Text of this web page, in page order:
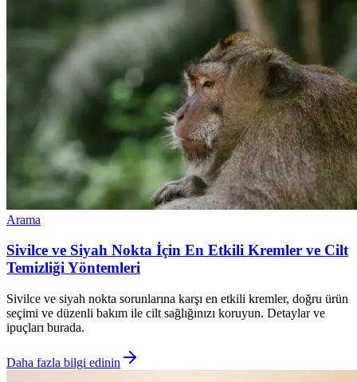
Arama
Sivilce ve Siyah Nokta İçin En Etkili Kremler ve Cilt
Temizliği Yöntemleri
Sivilce ve siyah nokta sorunlarına karşı en etkili kremler, doğru ürün
seçimi ve düzenli bakım ile cilt sağlığınızı koruyun. Detaylar ve
ipuçları burada.
Daha fazla bilgi edinin